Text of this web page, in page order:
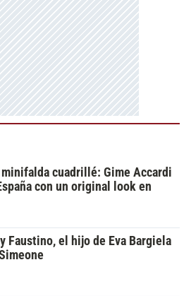
minifalda cuadrillé: Gime Accardi
con un original look en
Faustino, el hijo de Eva Bargiela